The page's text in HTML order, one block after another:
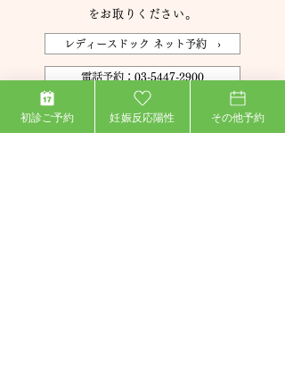
をお取りください。
レディースドック ネット予約 ›
電話予約：03-5447-2900
初診ご予約 妊娠反応陽性 その他予約